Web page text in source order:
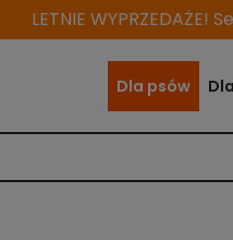
LETNIE
Dla psów